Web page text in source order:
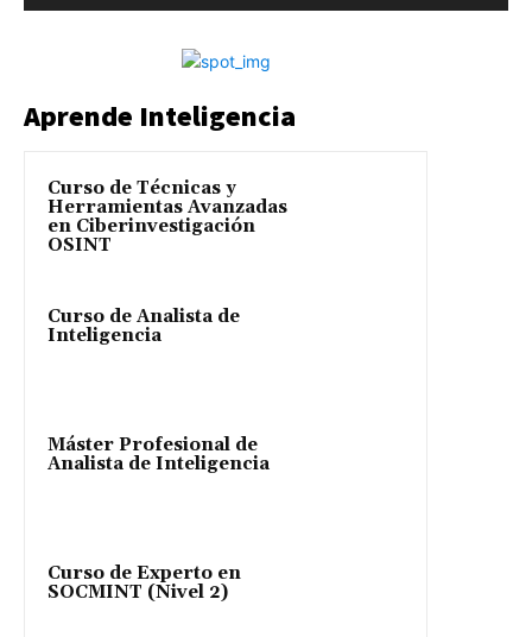
Aprende Inteligencia
Curso de Técnicas y
Herramientas Avanzadas
en Ciberinvestigación
OSINT
Curso de Analista de
Inteligencia
Máster Profesional de
Analista de Inteligencia
Curso de Experto en
SOCMINT (Nivel 2)